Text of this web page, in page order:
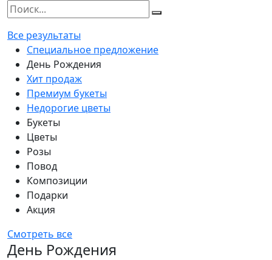
Все результаты
Специальное предложение
День Рождения
Хит продаж
Премиум букеты
Недорогие цветы
Букеты
Цветы
Розы
Повод
Композиции
Подарки
Акция
Смотреть все
День Рождения